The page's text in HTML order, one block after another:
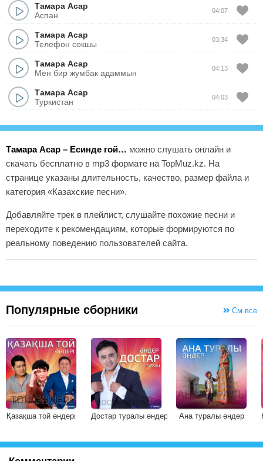
Тамара Асар
Аспан
04:07
Тамара Асар
Телефон сокшы
03:34
Тамара Асар
Мен бир жумбак адаммын
04:13
Тамара Асар
Туркистан
04:03
Тамара Асар – Есинде гой… можно слушать онлайн и
скачать бесплатно в mp3 формате на TopMuz.kz. На
странице указаны длительность, качество, размер файла и
категория «Казахские песни».
Добавляйте трек в плейлист, слушайте похожие песни и
переходите к рекомендациям, которые формируются по
реальному поведению пользователей сайта.
Популярные сборники См.все
Қазақша той әндері Достар туралы әндер Ана туралы әндер